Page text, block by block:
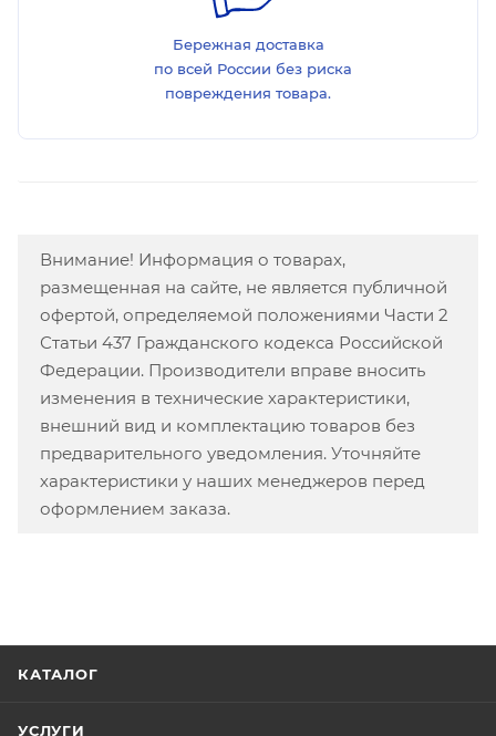
Бережная доставка
по всей России без риска
повреждения товара.
Внимание! Информация о товарах,
размещенная на сайте, не является публичной
офертой, определяемой положениями Части 2
Статьи 437 Гражданского кодекса Российской
Федерации. Производители вправе вносить
изменения в технические характеристики,
внешний вид и комплектацию товаров без
предварительного уведомления. Уточняйте
характеристики у наших менеджеров перед
оформлением заказа.
КАТАЛОГ
УСЛУГИ